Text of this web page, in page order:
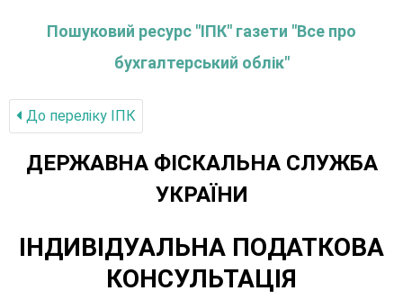
Пошуковий ресурс "ІПК" газети "Все про
бухгалтерський облік"
До переліку IПК
ДЕРЖАВНА ФІСКАЛЬНА СЛУЖБА
УКРАЇНИ
ІНДИВІДУАЛЬНА ПОДАТКОВА
КОНСУЛЬТАЦІЯ